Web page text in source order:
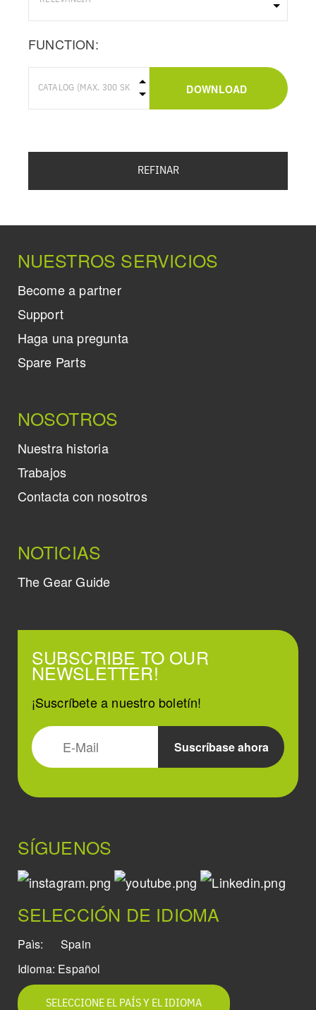
FUNCTION:
DOWNLOAD
REFINAR
NUESTROS SERVICIOS
Become a partner
Support
Haga una pregunta
Spare Parts
NOSOTROS
Nuestra historia
Trabajos
Contacta con nosotros
NOTICIAS
The Gear Guide
SUBSCRIBE TO OUR
NEWSLETTER!
¡Suscríbete a nuestro boletín!
SÍGUENOS
SELECCIÓN DE IDIOMA
Paìs:
Spain
Idioma: Español
SELECCIONE EL PAÍS Y EL IDIOMA